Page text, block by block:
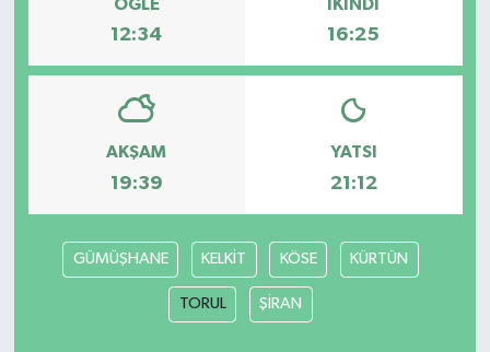
ÖĞLE
12:34
İKINDI
16:25
AKŞAM
19:39
YATSI
21:12
GÜMÜŞHANE KELKİT KÖSE KÜRTÜN
TORUL ŞİRAN